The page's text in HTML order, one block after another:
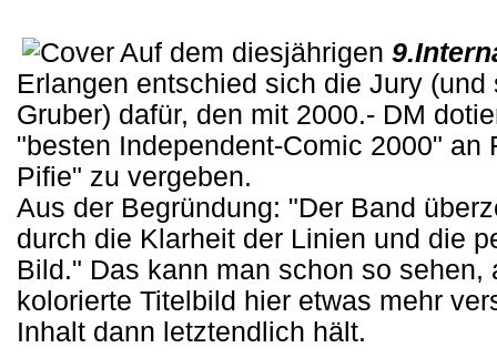
Auf dem diesjährigen
Erlangen entschied sich die Jury
Gruber) dafür, den mit 2000.- DM
"besten Independent-Comic 2000"
Pifie" zu vergeben.
Aus der Begründung: "Der Band
durch die Klarheit der Linien und die
Bild." Das kann man schon so sehen,
kolorierte Titelbild hier etwas mehr
Inhalt dann letztendlich hält.